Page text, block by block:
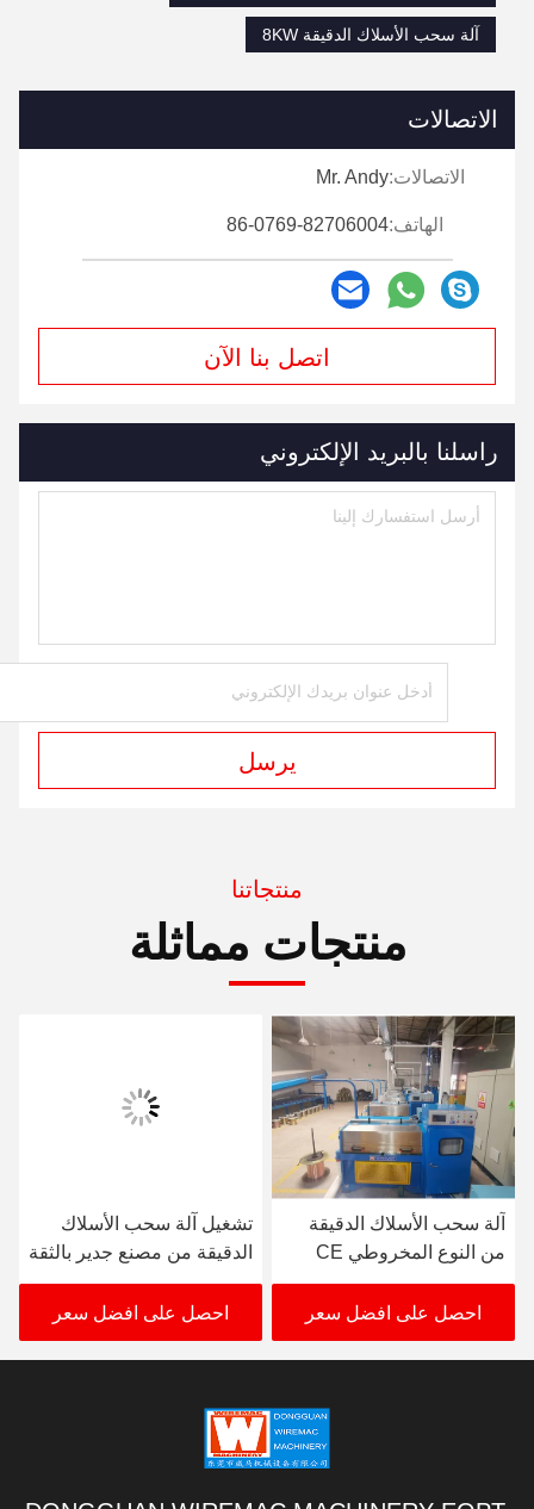
آلة سحب الأسلاك الدقيقة 8KW
الاتصالات
الاتصالات:Mr. Andy
الهاتف:86-0769-82706004
اتصل بنا الآن
راسلنا بالبريد الإلكتروني
يرسل
منتجاتنا
منتجات مماثلة
آلة سحب الأسلاك الدقيقة
من النوع المخروطي CE
380V-480V تتحرك متزامن
احصل على افضل سعر
تشغيل آلة سحب الأسلاك
الدقيقة من مصنع جدير بالثقة
احصل على افضل سعر